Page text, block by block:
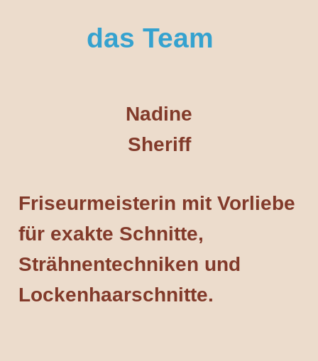
das Team
Nadine
Sheriff
Friseurmeisterin mit Vorliebe
für exakte Schnitte,
Strähnentechniken und
Lockenhaarschnitte.